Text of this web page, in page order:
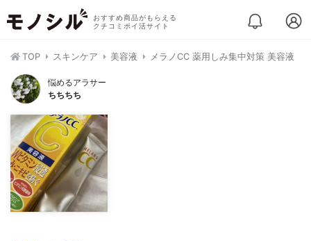
おすすめ商品がもらえる
クチコミポイ活サイト
TOP スキンケア 美容液 メラノCC 薬用しみ集中対策 美容液
悩めるアラサー
ちちちち